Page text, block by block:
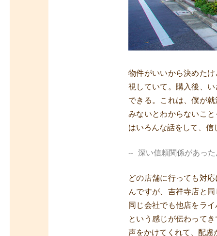
物件がいいから決めた
視していて。購入後、
できる。これは、僕が
みないとわからないこ
はいろんな話をして、
深い信頼関係があっ
どの店舗に行っても対
んですが、吉祥寺店と
同じ会社でも他店をラ
という感じが伝わって
声をかけてくれて、配慮